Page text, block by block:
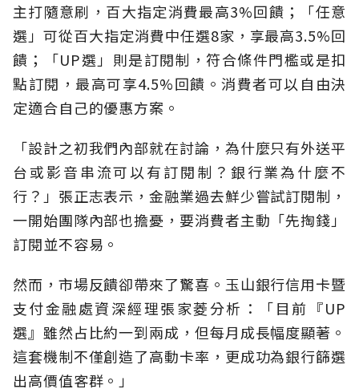
主打隨意刷，百大指定消費最高3%回饋；「任意
選」可從百大指定消費中任選8家，享最高3.5%回
饋；「UP選」則是訂閱制，符合條件門檻或是扣
點訂閱，最高可享4.5%回饋。消費者可以自由決
定適合自己的優惠方案。
「設計之初我們內部就在討論，為什麼只有外送平
台或影音串流可以有訂閱制？銀行業為什麼不
行？」張正志表示，金融業過去鮮少嘗試訂閱制，
一開始團隊內部也擔憂，要消費者主動「先掏錢」
訂閱並不容易。
然而，市場反饋卻帶來了驚喜。玉山銀行信用卡暨
支付金融處資深經理張家菱分析：「目前『UP
選』雖然占比約一到兩成，但每月成長幅度顯著。
這套機制不僅創造了高動卡率，更成功為銀行篩選
出高價值客群。」